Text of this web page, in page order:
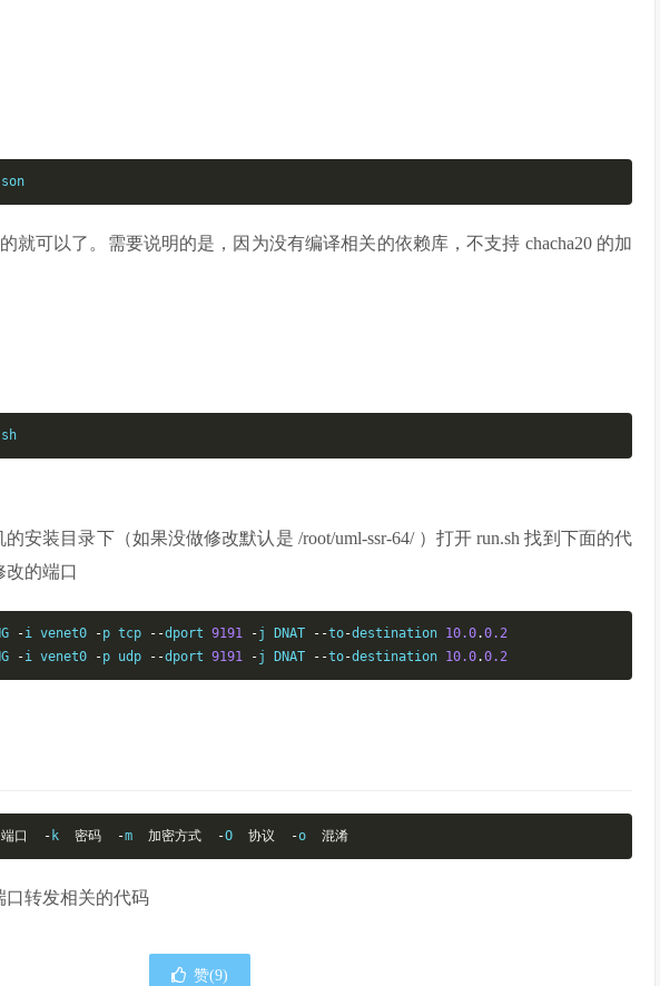
就可以了。需要说明的是，因为没有编译相关的依赖库，不支持 chacha20 的加
sh
安装目录下（如果没做修改默认是 /root/uml-ssr-64/ ）打开 run.sh 找到下面的代
改的端口
-i venet0 -p tcp --dport 9191 -j DNAT --to-destination 10.0.0.2
-i venet0 -p udp --dport 9191 -j DNAT --to-destination 10.0.0.2
端口 - k 密码 -m 加密方式 -O 协议 -o 混淆
口转发相关的代码
赞(9)